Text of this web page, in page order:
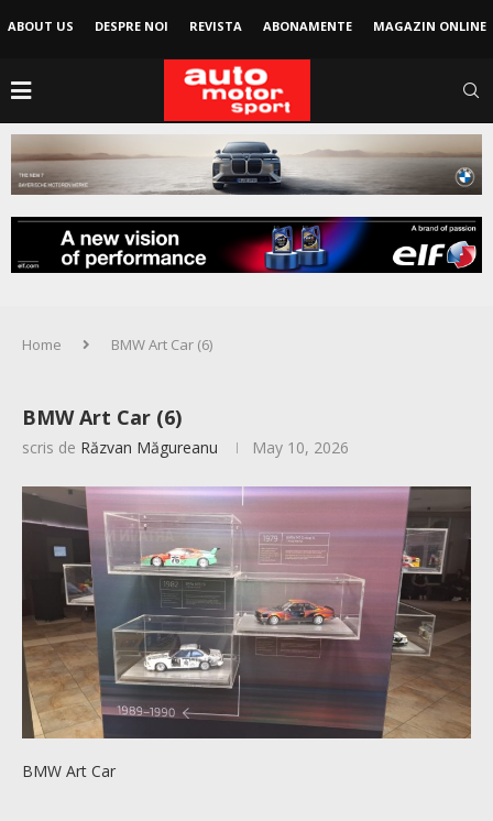
ABOUT US DESPRE NOI REVISTA ABONAMENTE MAGAZIN ONLINE
Home BMW Art Car (6)
BMW Art Car (6)
scris de Răzvan Măgureanu May 10, 2026
BMW Art Car